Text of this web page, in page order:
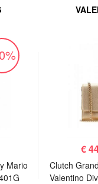
Mario
€
Clutch
Valentino